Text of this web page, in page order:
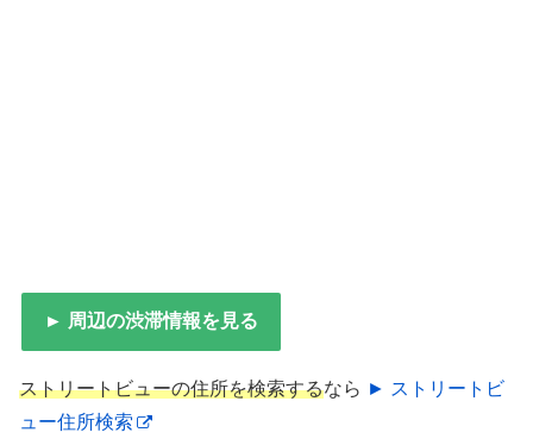
► 周辺の渋滞情報を見る
ストリートビューの住所を検索するなら ► ストリートビ
ュー住所検索